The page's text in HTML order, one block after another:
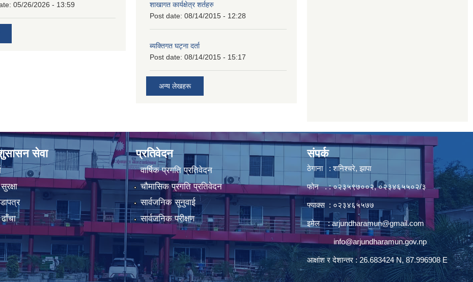
05/26/2026 - 13:59
शाखागत कार्यक्षेत्र शर्तहरु
Post date: 08/14/2015 - 12:28
ब्यक्तिगत घट्ना दर्ता
Post date: 08/14/2015 - 15:17
अन्य लेखहरू
सेवा प्रतिवेदन
वार्षिक प्रगति प्रतिवेदन
चौमासिक प्रगति प्रतिवेदन
सार्वजनिक सुनुवाई
सार्वजनिक परीक्षण
संपर्क
ठेगाना : शनिश्चरे, झापा
फोन . : ०२३५९७००२, ०२३४६५५०२/३
फ्याक्स : ०२३४६५५७७
इमेल :arjundharamun@gmail.com
info@arjundharamun.gov.np
आक्षांश र देशान्तर : 26.683424 N, 87.996908 E